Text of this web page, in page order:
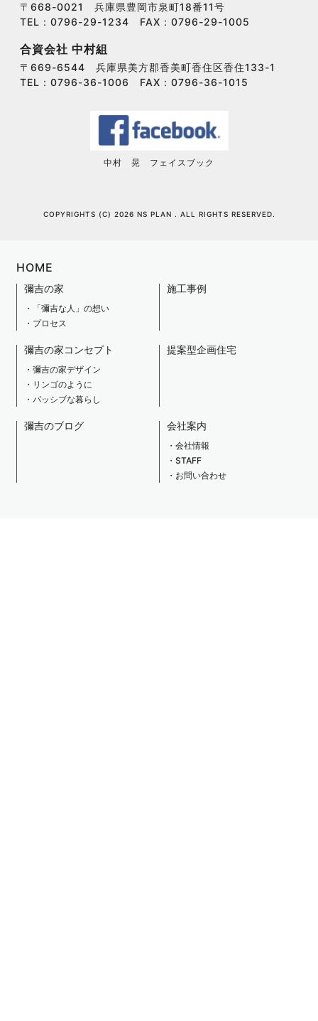
〒668-0021 兵庫県豊岡市泉町18番11号
TEL：0796-29-1234 FAX：0796-29-1005
合資会社 中村組
〒669-6544 兵庫県美方郡香美町香住区香住133-1
TEL：0796-36-1006 FAX：0796-36-1015
中村 晃 フェイスブック
COPYRIGHTS (C) 2026 NS PLAN . ALL RIGHTS RESERVED.
HOME
彌吉の家
「彌吉な人」の想い
プロセス
施工事例
彌吉の家コンセプト
彌吉の家デザイン
リンゴのように
パッシブな暮らし
提案型企画住宅
彌吉のブログ 会社案内
会社情報
STAFF
お問い合わせ